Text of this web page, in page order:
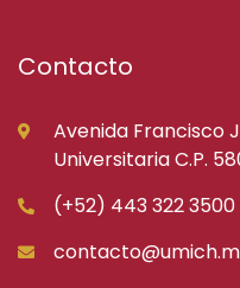
Contacto
Avenida Francisco
Universitaria C.P.
(+52) 443 322 3500